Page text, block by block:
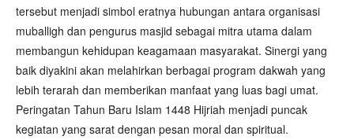
tersebut menjadi simbol eratnya hubungan antara organisasi
muballigh dan pengurus masjid sebagai mitra utama dalam
membangun kehidupan keagamaan masyarakat. Sinergi yang
baik diyakini akan melahirkan berbagai program dakwah yang
lebih terarah dan memberikan manfaat yang luas bagi umat.
Peringatan Tahun Baru Islam 1448 Hijriah menjadi puncak
kegiatan yang sarat dengan pesan moral dan spiritual.